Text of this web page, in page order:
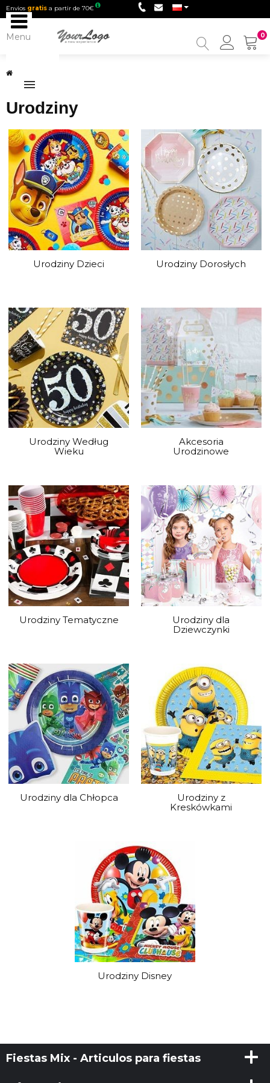
Envios gratis a partir de 70€
0
My
Menu
Urodziny
Urodziny Dzieci Urodziny Dorosłych
Urodziny Według
Wieku
Akcesoria
Urodzinowe
Urodziny Tematyczne
Urodziny dla
Dziewczynki
Urodziny dla Chłopca
Urodziny z
Kreskówkami
Urodziny Disney
Fiestas Mix - Articulos para fiestas